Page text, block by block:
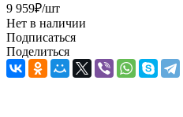
9 959₽/шт
Нет в наличии
Подписаться
Поделиться